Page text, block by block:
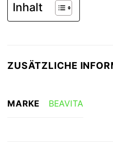
Inhalt
ZUSÄTZLICHE
MARKE BEAVITA